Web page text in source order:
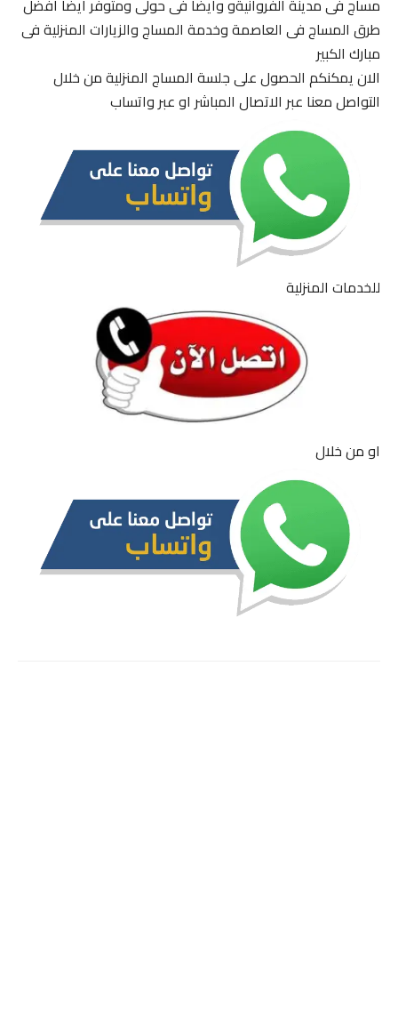
مساج فى مدينة الفروانيةو وايضا فى حولى ومتوفر ايضا افضل
طرق المساج فى العاصمة وخدمة المساج والزيارات المنزلية فى
مبارك الكبير
الان يمكنكم الحصول على جلسة المساج المنزلية من خلال
التواصل معنا عبر الاتصال المباشر او عبر واتساب
للخدمات المنزلية
او من خلال